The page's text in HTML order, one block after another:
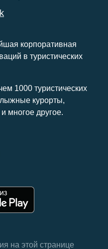
корпоративная
в туристических
1000 туристических
курорты,
многое другое.
на этой странице